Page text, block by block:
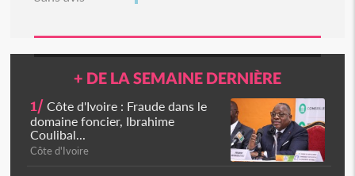
+ DE LA SEMAINE DERNIÈRE
1/ Côte d'Ivoire : Fraude dans le
domaine foncier, Ibrahime
Coulibal...
Côte d'Ivoire